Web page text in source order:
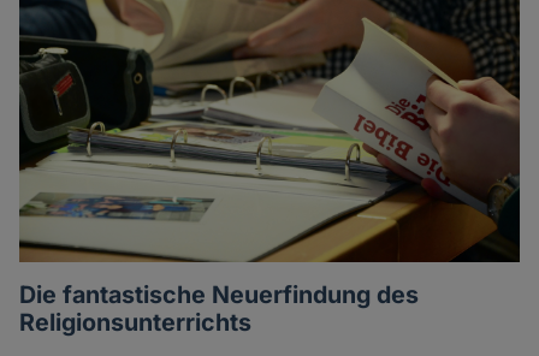
Die fantastische Neuerfindung des
Religionsunterrichts